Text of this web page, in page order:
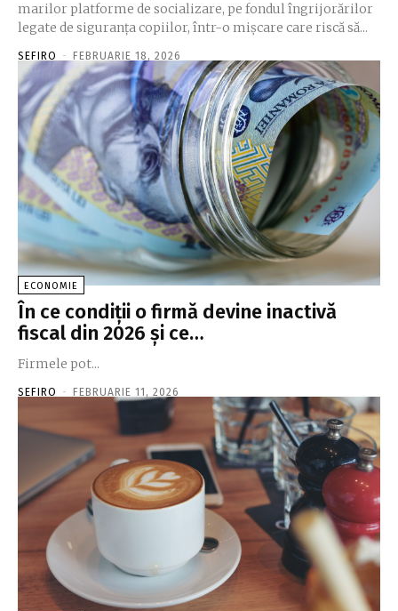
marilor platforme de socializare, pe fondul îngrijorărilor
legate de siguranţa copiilor, într-o mişcare care riscă să...
SEFIRO - FEBRUARIE 18, 2026
ECONOMIE
În ce condiţii o firmă devine inactivă
fiscal din 2026 şi ce…
Firmele pot...
SEFIRO - FEBRUARIE 11, 2026